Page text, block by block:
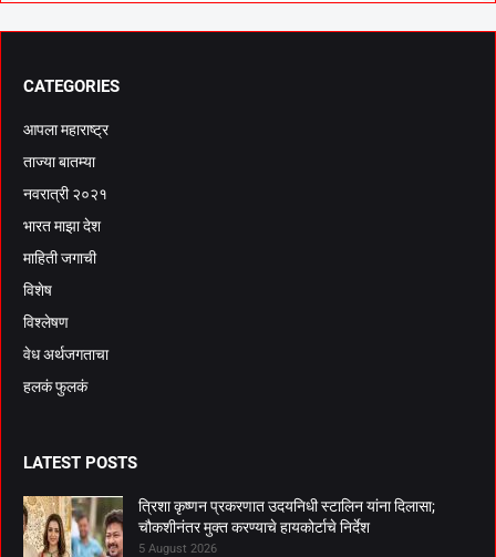
CATEGORIES
आपला महाराष्ट्र
ताज्या बातम्या
नवरात्री २०२१
भारत माझा देश
माहिती जगाची
विशेष
विश्लेषण
वेध अर्थजगताचा
हलकं फुलकं
LATEST POSTS
त्रिशा कृष्णन प्रकरणात उदयनिधी स्टालिन यांना दिलासा;
चौकशीनंतर मुक्त करण्याचे हायकोर्टाचे निर्देश
5 August 2026